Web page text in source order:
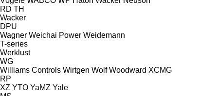
RD TH
Wacker
DPU
Wagner Weichai Power Weidemann
T-series
Werklust
WG
Williams Controls Wirtgen Wolf Woodward XCMG
RP
XZ YTO YaMZ Yale